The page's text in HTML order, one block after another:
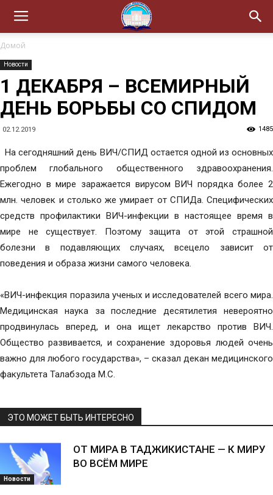
Домой
Новости
1 ДЕКАБРЯ – ВСЕМИРНЫЙ
ДЕНЬ БОРЬБЫ СО СПИДОМ
02.12.2019 1485
На сегодняшний день ВИЧ/СПИД остается одной из основных
проблем глобального общественного здравоохранения.
Ежегодно в мире заражается вирусом ВИЧ порядка более 2
млн. человек и столько же умирает от СПИДа. Специфических
средств профилактики ВИЧ-инфекции в настоящее время в
мире не существует. Поэтому защита от этой страшной
болезни в подавляющих случаях, всецело зависит от
поведения и образа жизни самого человека.
«ВИЧ-инфекция поразила ученых и исследователей всего мира.
Медицинская наука за последние десятилетия невероятно
продвинулась вперед, и она ищет лекарство против ВИЧ.
Общество развивается, и сохранение здоровья людей очень
важно для любого государства», – сказал декан медицинского
факультета Талабзода М.С.
ЭТО МОЖЕТ БЫТЬ ИНТЕРЕСНО
Новости
ОТ МИРА В ТАДЖИКИСТАНЕ — К МИРУ
ВО ВСЁМ МИРЕ